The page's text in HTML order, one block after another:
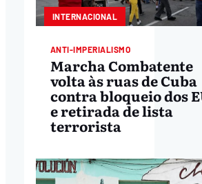
INTERNACIONAL
ANTI-IMPERIALISMO
Marcha Combatente
volta às ruas de Cuba
contra bloqueio dos
e retirada de lista
terrorista